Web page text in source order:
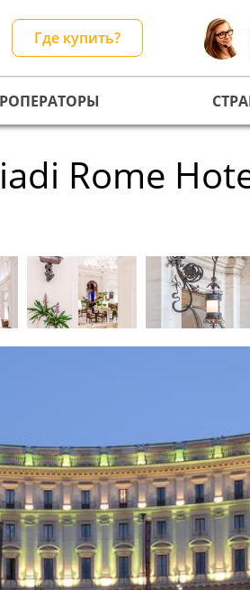
Где купить?
Rome